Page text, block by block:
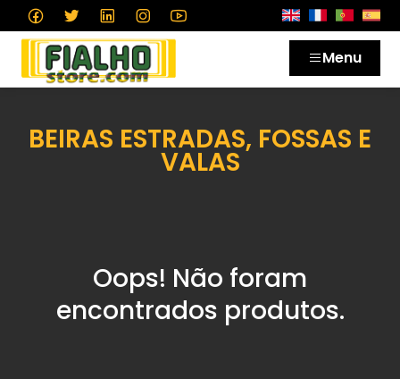
Menu
BEIRAS ESTRADAS, FOSSAS E
VALAS
Oops! Não foram
encontrados produtos.